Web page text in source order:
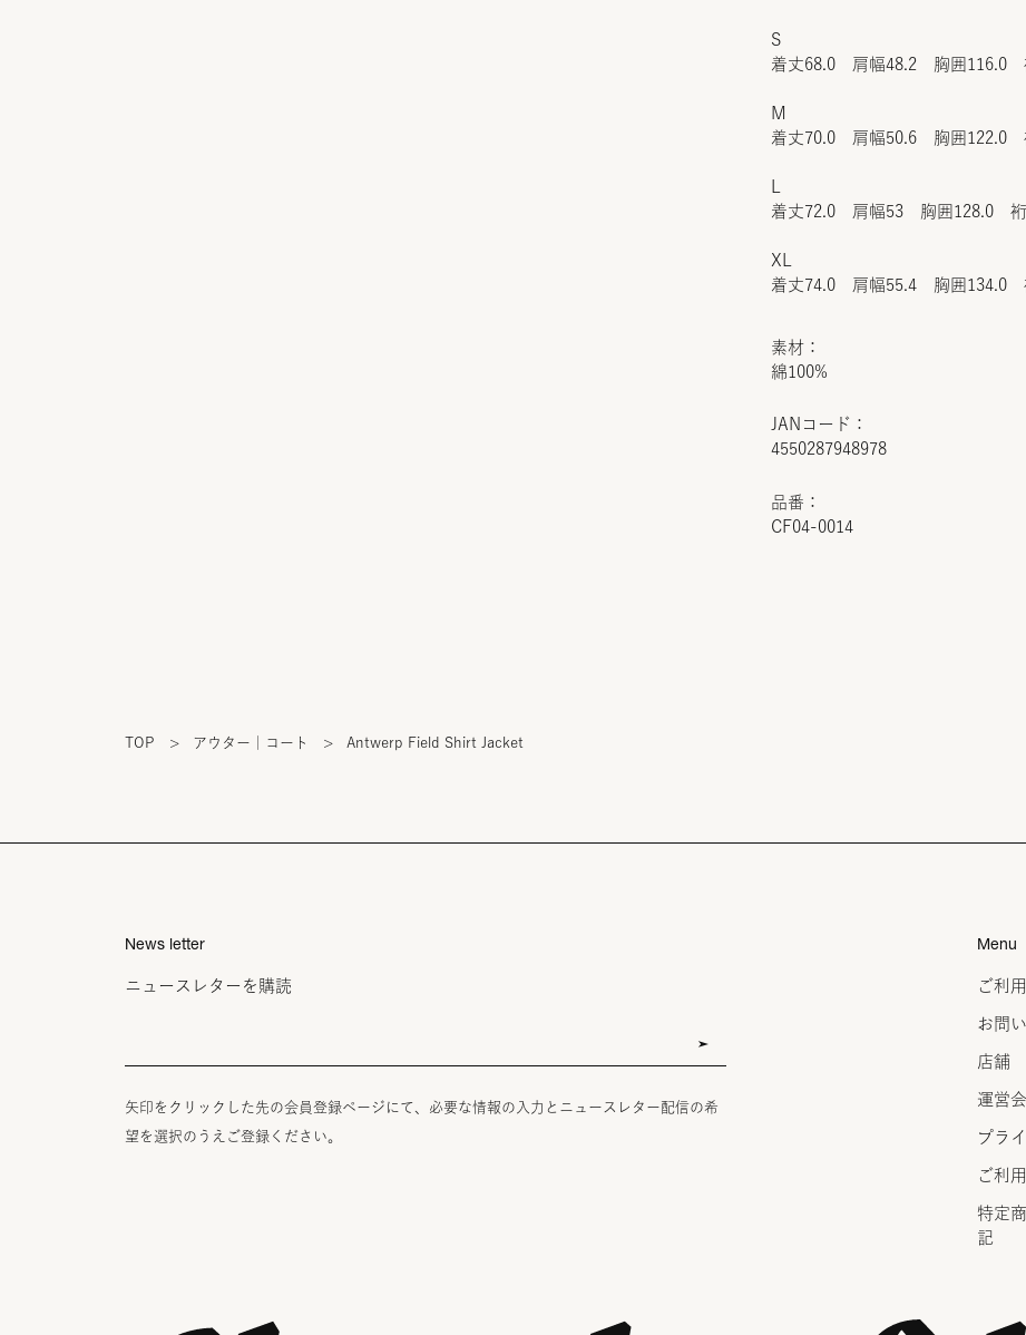
JANコード：
4550287948978
品番：
CF04-0014
S
着丈68.0 肩幅48.2 胸囲116.0
M
着丈70.0 肩幅50.6 胸囲122.0
着丈72.0 肩幅53 胸囲128.0
XL
着丈74.0 肩幅55.4 胸囲134.0
素材：
綿100%
TOP > アウター｜コート > Antwerp Field Shirt Jacket
News letter
ニュースレターを購読
矢印をクリックした先の会員登録ページにて、必要な情報の入力とニュースレター配信の希
望を選択のうえご登録ください。
Menu
ご利
お問
店舗
運営
プラ
ご利
特定
記